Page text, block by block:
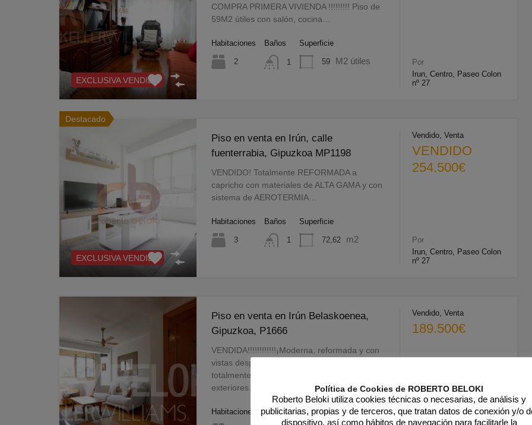
EXCLUSIVA VENDIDA
COMPRA PRIMERA VIVIENDA !!!!!!!!! Piso de
59M2 útiles con salón, cocina…
Habitaciones
2
Baños
1
Superficie
59 M2 útiles
Por
Irun, Centro, Paseo Colon
nº 27
Destacado
EXCLUSIVA VENDIDA
Piso en venta en Irún, calle
fuenterrabia, Gipuzkoa MP1198
VENDIDO! Totalmente REFORMADA a
capricho con materiales de ALTA GAMA y con
sistema de AEROTERMIA…
Habitaciones
3
Baños
1
Superficie
72,62 m2
Vendido, Venta
VENDIDO
254.500€
Por
Irun, Centro, Paseo Colon
nº 27
Piso en venta en Irún Belaskoenea,
Gipuzkoa, P1666
VENDIDA!!!!!!!!!!!!¡Moderna, reformada y con
vistas despejadas! Así es esta vivienda
totalmente reformada, con estancias
exteriores…
Habitaciones Baños Superficie
Vendido, Venta
189.500€
Política de Cookies de ROBERTO BELOKI
Roberto Beloki utiliza cookies técnicas o necesarias, de análisis y
publicitarias, propias y de terceros, que tratan datos de conexión y/o
dispositivo, así como hábitos de navegación para facilitarle la